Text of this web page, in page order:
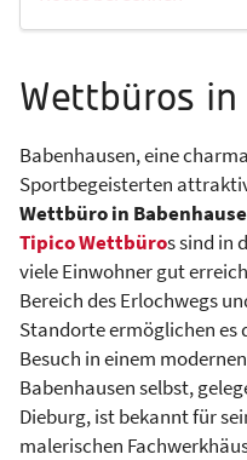
Wettbüros in
Babenhausen, eine
Sportbegeisterten
Wettbüro in
Tipico Wettbüros sind in
viele Einwohner gut
Bereich des Erlochwegs
Standorte ermöglichen es
Besuch in einem modernen
Babenhausen selbst,
Dieburg, ist bekannt für
malerischen